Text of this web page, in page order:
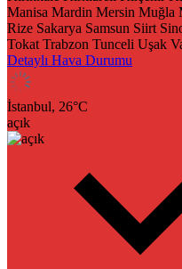
Manisa Mardin Mersin Muğla
Rize Sakarya Samsun Siirt
Tokat Trabzon Tunceli Uşak
Detaylı Hava Durumu
İstanbul, 26°C
açık